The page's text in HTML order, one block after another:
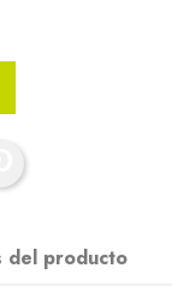
del producto